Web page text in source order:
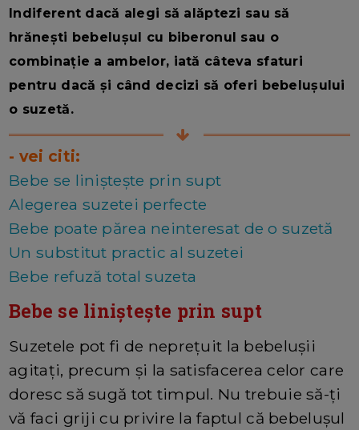
Indiferent dacă alegi să alăptezi sau să
hrănești bebelușul cu biberonul sau o
combinație a ambelor, iată câteva sfaturi
pentru dacă și când decizi să oferi bebelușului
o suzetă.
- vei citi:
Bebe se liniștește prin supt
Alegerea suzetei perfecte
Bebe poate părea neinteresat de o suzetă
Un substitut practic al suzetei
Bebe refuză total suzeta
Bebe se liniștește prin supt
Suzetele pot fi de neprețuit la bebelușii
agitați, precum și la satisfacerea celor care
doresc să sugă tot timpul. Nu trebuie să-ți
vă faci griji cu privire la faptul că bebelușul